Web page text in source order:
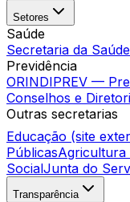
Setores
Saúde
Secretaria da Saúde
Previdência
ORINDIPREV —
Conselhos e
Outras secretarias
Educação (site
PúblicasAgricultura
SocialJunta do
Transparência